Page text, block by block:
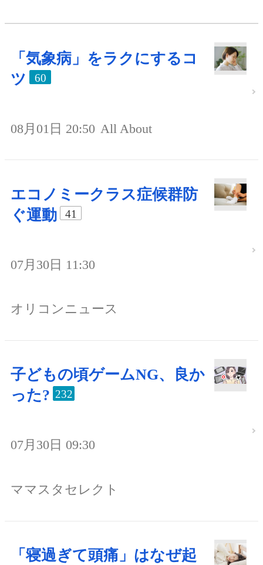
「気象病」をラクにするコ
ツ
60
08月01日 20:50 All About
エコノミークラス症候群防
ぐ運動
41
07月30日 11:30
オリコンニュース
子どもの頃ゲームNG、良か
った? 232
07月30日 09:30
ママスタセレクト
「寝過ぎて頭痛」はなぜ起